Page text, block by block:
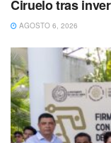
Ciruelo tras
AGOSTO 6, 2026